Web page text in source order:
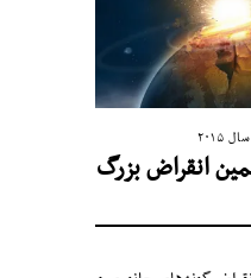
انقراض بزرگ